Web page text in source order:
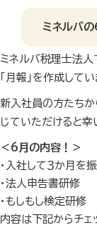
ミネルバ
ミネルバ税理士法人
「月報」を作成してい
新入社員の方たち
じていただけると幸
＜6月の内容！＞
・入社して３か月を
・法人申告書研修
・もしもし検定研修
内容は下記からチェ